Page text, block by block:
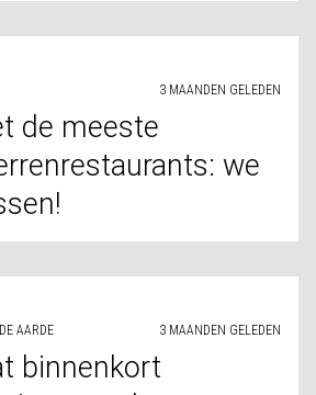
3 MAANDEN GELEDEN
de meeste
we
AARDE 3 MAANDEN GELEDEN
binnenkort